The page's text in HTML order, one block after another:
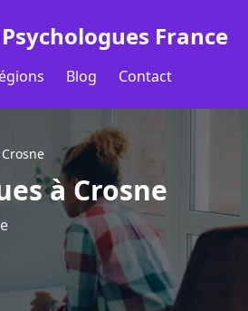
France
Blog Contact
Crosne
à Crosne